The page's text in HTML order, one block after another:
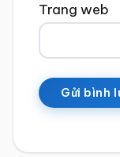
Trang web